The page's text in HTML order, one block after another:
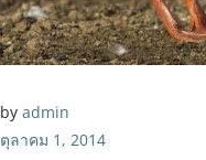
by admin
ตุลาคม 1, 2014